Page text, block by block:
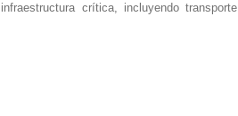
crítica, incluyendo transporte